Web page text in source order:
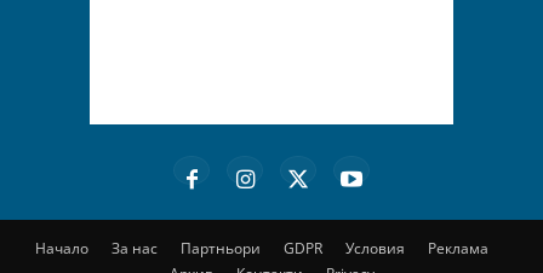
Начало За нас Партньори GDPR Условия
Реклама